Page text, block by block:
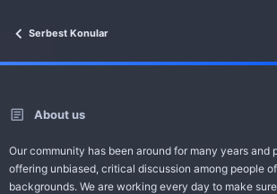
Serbest Konular
About us
Our community has been around for many years and
offering unbiased, critical discussion among people
backgrounds. We are working every day to make